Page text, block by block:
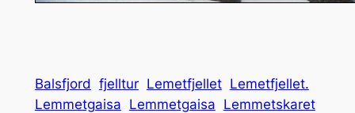
Balsfjord fjelltur Lemetfjellet Lemetfjellet.
Lemmetgaisa Lemmetgaisa Lemmetskaret